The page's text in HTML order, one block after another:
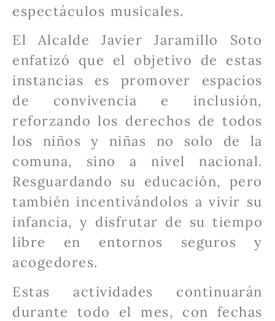
espectáculos musicales.
El Alcalde Javier Jaramillo Soto
enfatizó que el objetivo de estas
instancias es promover espacios
de convivencia e inclusión,
reforzando los derechos de todos
los niños y niñas no solo de la
comuna, sino a nivel nacional.
Resguardando su educación, pero
también incentivándolos a vivir su
infancia, y disfrutar de su tiempo
libre en entornos seguros y
acogedores.
Estas actividades continuarán
durante todo el mes, con fechas